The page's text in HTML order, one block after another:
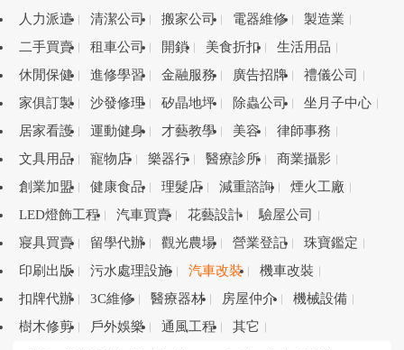
人力派遣
清潔公司 搬家公司 電器維修
製造業
二手買賣
租車公司 開鎖 美食折扣
生活用品
休閒保健
進修學習 金融服務 廣告招牌
禮儀公司
家俱訂製
沙發修理 矽晶地坪 除蟲公司
坐月子中心
居家看護
運動健身 才藝教學 美容
律師事務
文具用品
寵物店 樂器行 醫療診所
商業攝影
創業加盟
健康食品 理髮店 減重諮詢
煙火工廠
LED燈飾工程
汽車買賣 花藝設計
驗屋公司
寢具買賣
留學代辦 觀光農場 營業登記
珠寶鑑定
印刷出版
污水處理設施 汽車改裝
機車改裝
扣牌代辦
3C維修 醫療器材 房屋仲介
機械設備
樹木修剪
戶外娛樂 通風工程 其它